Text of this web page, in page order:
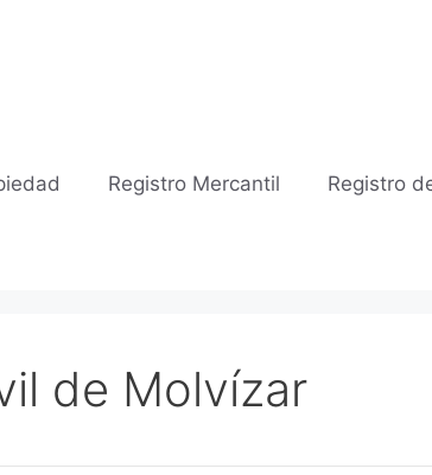
Registro Mercantil Registro
de Molvízar